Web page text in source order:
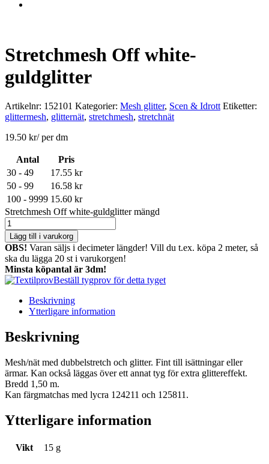
Stretchmesh Off white-
guldglitter
Artikelnr: 152101 Kategorier: Mesh glitter, Scen & Idrott Etiketter:
glittermesh, glitternät, stretchmesh, stretchnät
19.50 kr/ per dm
Antal
Pris
30 - 49
17.55 kr
50 - 99
16.58 kr
100 - 9999 15.60 kr
Stretchmesh Off white-guldglitter mängd
Lägg till i varukorg
OBS! Varan säljs i decimeter längder! Vill du t.ex. köpa 2 meter, så
ska du lägga 20 st i varukorgen!
Minsta köpantal är 3dm!
Beställ tygprov för detta tyget
Beskrivning
Ytterligare information
Beskrivning
Mesh/nät med dubbelstretch och glitter. Fint till isättningar eller
ärmar. Kan också läggas över ett annat tyg för extra glittereffekt.
Bredd 1,50 m.
Kan färgmatchas med lycra 124211 och 125811.
Ytterligare information
Vikt 15 g